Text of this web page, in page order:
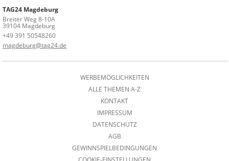
TAG24 Magdeburg
Breiter Weg 8-10A
39104 Magdeburg
+49 391 50548260
magdeburg@tag24.de
WERBEMÖGLICHKEITEN
ALLE THEMEN A-Z
KONTAKT
IMPRESSUM
DATENSCHUTZ
AGB
GEWINNSPIELBEDINGUNGEN